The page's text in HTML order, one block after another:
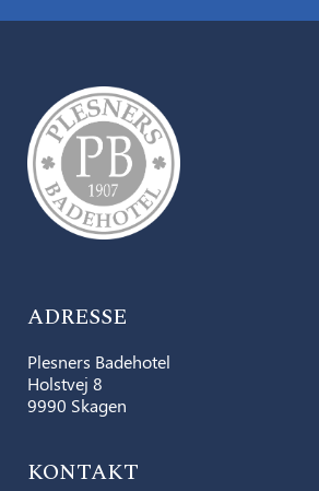
ADRESSE
Plesners Badehotel
Holstvej 8
9990 Skagen
KONTAKT